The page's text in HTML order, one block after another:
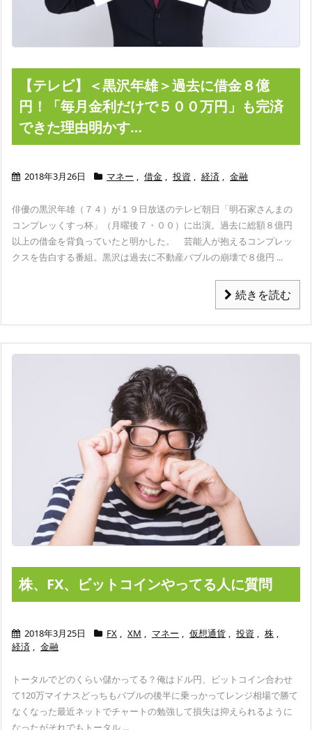
【テレビ】＜黒沢年雄＞過去に借金８億
円！「毎月金利だけで５００万円」も完済
できた理由明かす…
2018年3月26日 マネー , 借金 , 投資 , 経済 , 金融
俳優の黒沢年雄（７４）が１９日放送のテレビ朝日「明石家さんまの
コンプレッくすっ杯」（月曜後７・００）に出演。過去に総額８億円
以上の借金を背負っていたと明かした。
芸能人が抱えるコンプレッ
クスを告白する番組。黒沢は過去に不動産バブルの崩壊で８億円 ...
続きを読む
株、FX、ビットコインやってる人に質問
2018年3月25日 FX , XM , マネー , 仮想通貨 , 投資 , 株 ,
経済 , 金融
トータルでどのくらい儲かってる？俺はドル円、ビットコイン合わせ
て120万マイナス どっちもバブルの後半に乗っかってレンジ相場で勝て
なくなった最近ネットでチャートの勉強して損失は抑えられるように
なったがそれでもトータル ...